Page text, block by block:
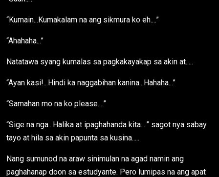
“Kumain...Kumakalam na ang sikmura ko eh....”
“Ahahaha...”
Natatawa syang kumalas sa pagkakayakap sa akin at.....
“Ayan kasi!...Hindi ka naggabihan kanina...Hahaha...”
“Samahan mo na ko please....”
“Sige na nga...Halika at ipaghahanda kita....” sagot nya sabay
tayo at hila sa akin papunta sa kusina.....
Nang sumunod na araw sinimulan na agad namin ang
paghahanap doon sa estudyante. Pero lumipas na ang apat